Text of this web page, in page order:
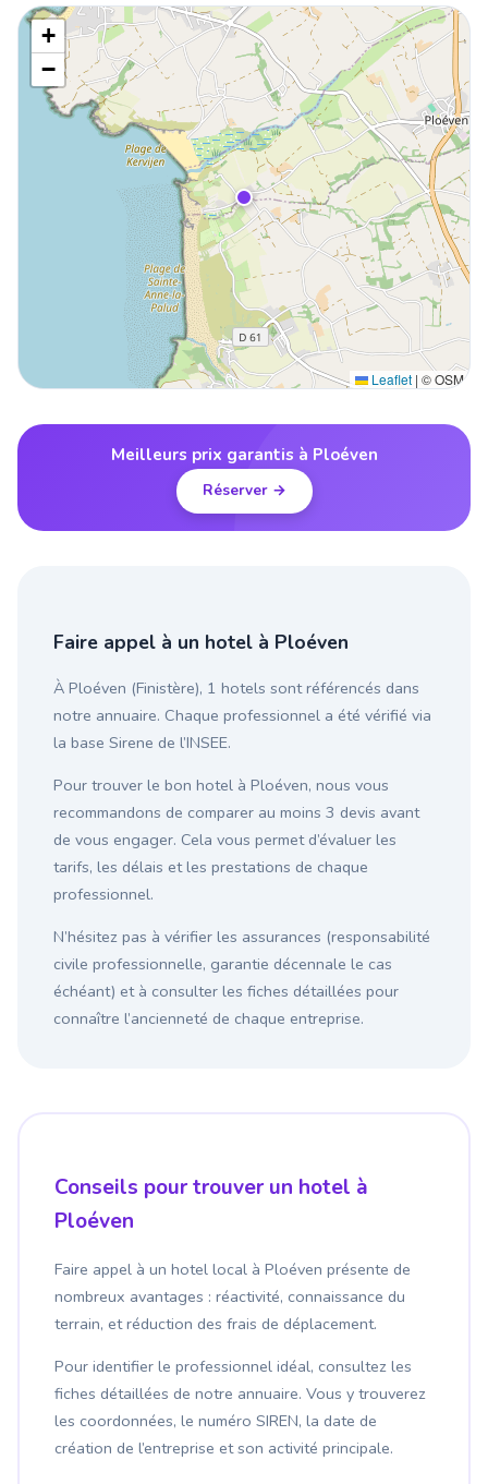
+
−
Leaflet | © OSM
Meilleurs prix garantis à Ploéven
Réserver →
Faire appel à un hotel à Ploéven
À Ploéven (Finistère), 1 hotels sont référencés dans
notre annuaire. Chaque professionnel a été vérifié via
la base Sirene de l’INSEE.
Pour trouver le bon hotel à Ploéven, nous vous
recommandons de comparer au moins 3 devis avant
de vous engager. Cela vous permet d’évaluer les
tarifs, les délais et les prestations de chaque
professionnel.
N’hésitez pas à vérifier les assurances (responsabilité
civile professionnelle, garantie décennale le cas
échéant) et à consulter les fiches détaillées pour
connaître l’ancienneté de chaque entreprise.
Conseils pour trouver un hotel à
Ploéven
Faire appel à un hotel local à Ploéven présente de
nombreux avantages : réactivité, connaissance du
terrain, et réduction des frais de déplacement.
Pour identifier le professionnel idéal, consultez les
fiches détaillées de notre annuaire. Vous y trouverez
les coordonnées, le numéro SIREN, la date de
création de l’entreprise et son activité principale.